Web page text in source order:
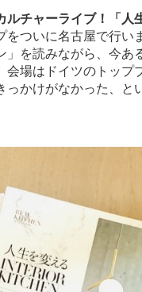
チャーライブ！「人
をついに名古屋で行い
を読みながら、今あ
会場はドイツのトップ
かけがなかった、と